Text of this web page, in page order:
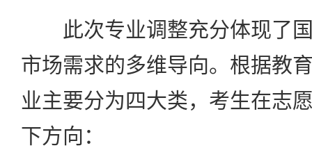
此次专业调整充分体现了国
市场需求的多维导向。根据教
业主要分为四大类，考生在志
下方向：